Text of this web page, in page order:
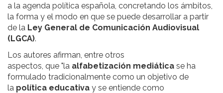
a la agenda política española, concretando los ámbitos,
la forma y el modo en que se puede desarrollar a partir
de la Ley General de Comunicación Audiovisual
(LGCA).
Los autores afirman, entre otros
aspectos, que "la alfabetización mediática se ha
formulado tradicionalmente como un objetivo de
la política educativa y se entiende como